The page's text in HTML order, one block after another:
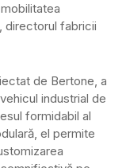
directorul fabricii
de Bertone, a
industrial de
formidabil al
el permite